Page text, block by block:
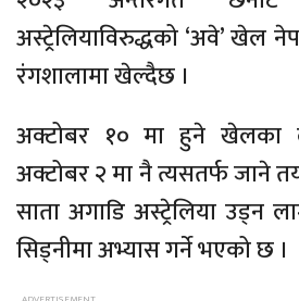
अस्ट्रेलियाविरुद्धको ‘अवे’ खेल
रंगशालामा खेल्दैछ ।
अक्टोबर १० मा हुने खेलका
अक्टोबर २ मा नै त्यसतर्फ जाने
साता अगाडि अस्ट्रेलिया उड्न
सिड्नीमा अभ्यास गर्ने भएको छ ।